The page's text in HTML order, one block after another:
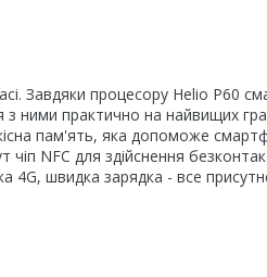
Завдяки процесору Helio Р60
з ними практично на найвищих
пам'ять, яка допоможе
NFC для здійснення
4G, швидка зарядка - все